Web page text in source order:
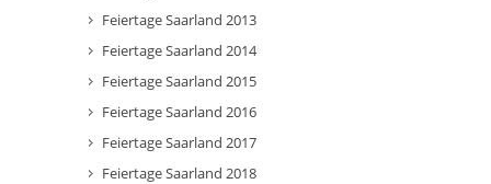
Feiertage Saarland 2013
Feiertage Saarland 2014
Feiertage Saarland 2015
Feiertage Saarland 2016
Feiertage Saarland 2017
Feiertage Saarland 2018